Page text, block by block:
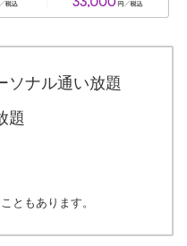
ソナル通い放題
題
ともあります。